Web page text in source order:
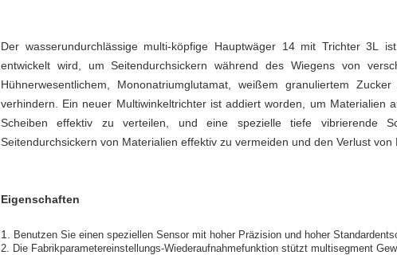
Der wasserundurchlässige multi-köpfige Hauptwäger 14 mit Trichter 3L
entwickelt wird, um Seitendurchsickern während des Wiegens von
Hühnerwesentlichem, Mononatriumglutamat, weißem granuliertem
verhindern. Ein neuer Multiwinkeltrichter ist addiert worden, um Materialien
Scheiben effektiv zu verteilen, und eine spezielle tiefe vibrierende
Seitendurchsickern von Materialien effektiv zu vermeiden und den Verlust von
Eigenschaften
1.
Benutzen Sie einen speziellen Sensor mit hoher Präzision und hoher
2. Die Fabrikparametereinstellungs-Wiederaufnahmefunktion stützt multisegment